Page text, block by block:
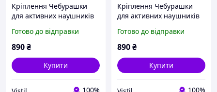
Кріплення Чебурашки
для активних наушників
arc & team wendy)
Готово до відправки
890₴
Купити
100%
Кріплення Чебурашки
для активних наушників
& team wendy)
Готово до відправки
890₴
Купити
100%